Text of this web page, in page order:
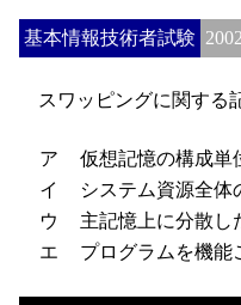
基本情報技術者試験
スワッピングに関する
ア
仮想記憶の構成単
イ
システム資源全体
ウ
主記憶上に分散し
エ
プログラムを機能